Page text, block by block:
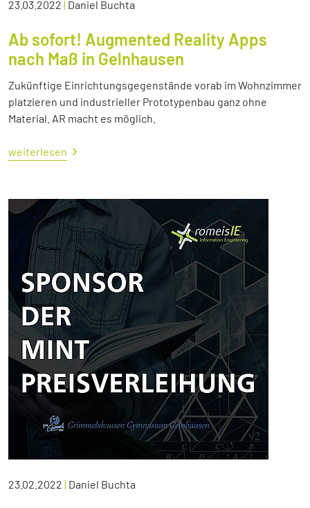
23.03.2022 | Daniel Buchta
Ab sofort! Augmented Reality Apps
nach Maß in Gelnhausen
Zukünftige Einrichtungsgegenstände vorab im Wohnzimmer
platzieren und industrieller Prototypenbau ganz ohne
Material. AR macht es möglich.
weiterlesen
23.02.2022 | Daniel Buchta